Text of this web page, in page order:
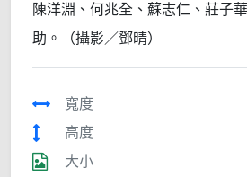
陳洋淵、何兆全、蘇志仁、莊子
助。（攝影／鄧晴）
寬度
高度
大小